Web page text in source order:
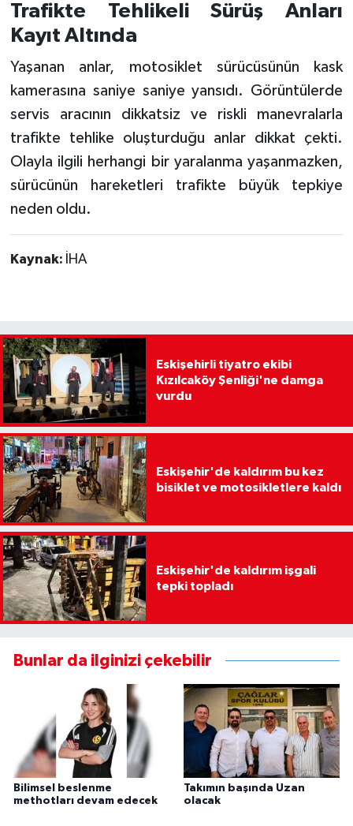
Trafikte Tehlikeli Sürüş Anları
Kayıt Altında
Yaşanan anlar, motosiklet sürücüsünün kask
kamerasına saniye saniye yansıdı. Görüntülerde
servis aracının dikkatsiz ve riskli manevralarla
trafikte tehlike oluşturduğu anlar dikkat çekti.
Olayla ilgili herhangi bir yaralanma yaşanmazken,
sürücünün hareketleri trafikte büyük tepkiye
neden oldu.
Kaynak: İHA
Eskişehirli tiyatro ekibi
Kızılcaköy Şenliği'ne damga
vurdu
Eskişehir'de kaldırım bu kez
bisiklet ve motosikletlere kaldı
Eskişehir'de kaldırım işgali
tepki topladı
Bunlar da ilginizi çekebilir
Bilimsel beslenme
methotları devam edecek
Takımın başında Uzan
olacak